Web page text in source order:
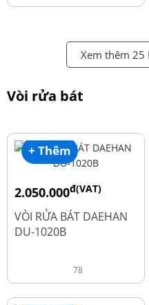
Xem thêm 25
Vòi rửa bát
+ Thêm
2.050.000đ(VAT)
2.600.000
VÒI RỬA BÁT DAEHAN
DU-1020B
78